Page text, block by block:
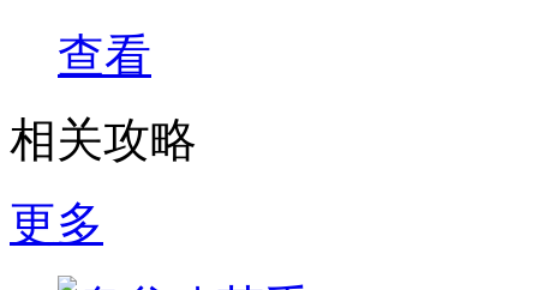
查看
相关攻略
更多